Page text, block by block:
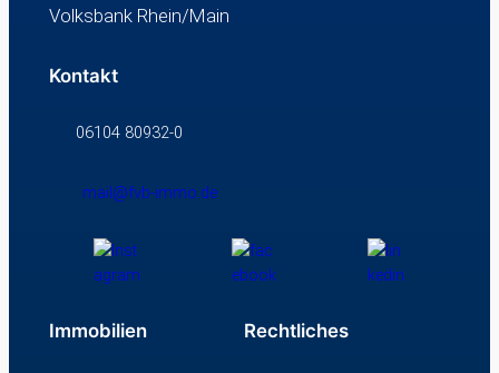
Volksbank Rhein/Main
Kontakt
06104 80932-0
mail@fvb-immo.de
Immobilien Rechtliches